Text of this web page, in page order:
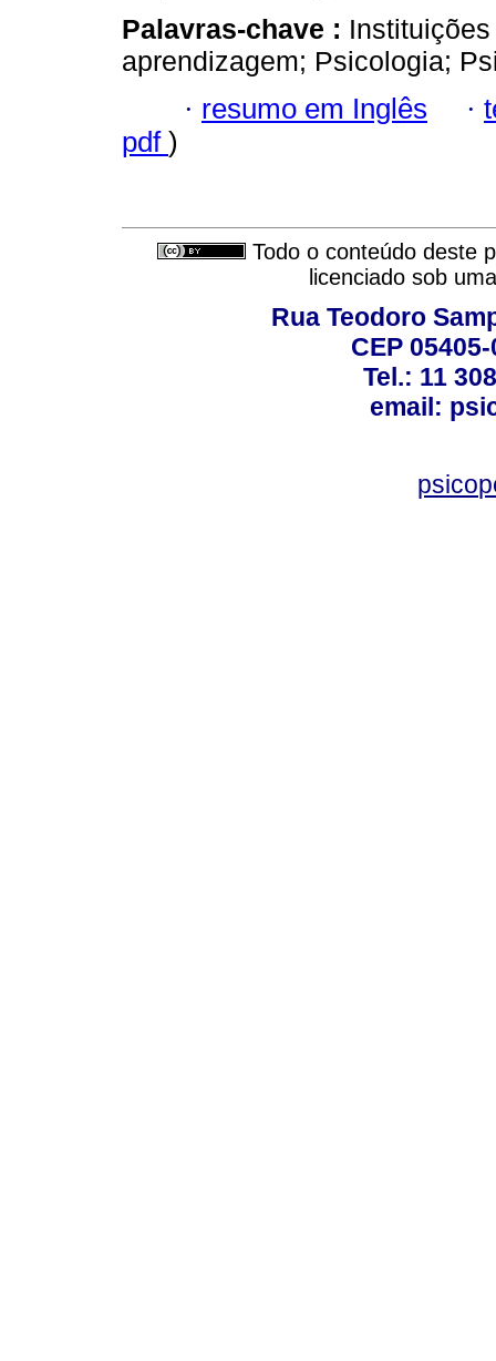
Palavras-chave :
aprendizagem; Psicologia;
· resumo em Inglês ·
pdf )
Todo o conteúdo deste
licenciado sob
Rua Teodoro
CEP
Tel.: 11
email: